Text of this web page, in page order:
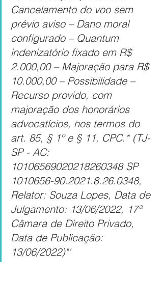
Cancelamento do voo sem
prévio aviso – Dano moral
configurado – Quantum
indenizatório fixado em R$
2.000,00 – Majoração para R$
10.000,00 – Possibilidade –
Recurso provido, com
majoração dos honorários
advocatícios, nos termos do
art. 85, § 1º e § 11, CPC.* (TJ-
SP - AC:
10106569020218260348 SP
1010656-90.2021.8.26.0348,
Relator: Souza Lopes, Data de
Julgamento: 13/06/2022, 17ª
Câmara de Direito Privado,
Data de Publicação:
13/06/2022)"'